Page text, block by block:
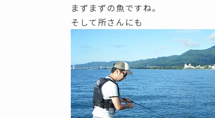
まずまずの魚ですね。
そして所さんにも